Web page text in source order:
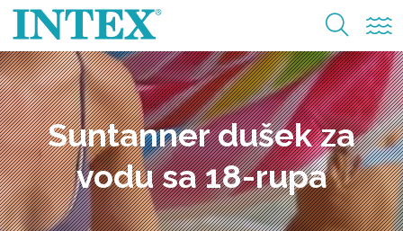
Suntanner dušek za
vodu sa 18-rupa